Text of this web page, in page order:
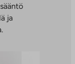
ja